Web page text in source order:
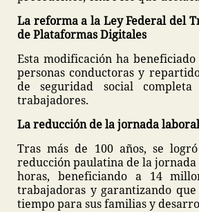
La reforma a la Ley Federal del
de Plataformas Digitales
Esta modificación ha
personas conductoras y
de seguridad social
trabajadores.
La reducción de la jornada laboral
Tras más de 100 años, se
reducción paulatina de la jornada
horas, beneficiando a 14
trabajadoras y garantizando
tiempo para sus familias y